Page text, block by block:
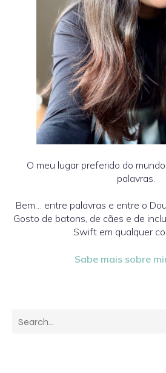
O meu lugar preferido do
palavras.
Bem… entre palavras e entre o
Gosto de batons, de cães e de
Swift em qualquer
Sabe mais sobre